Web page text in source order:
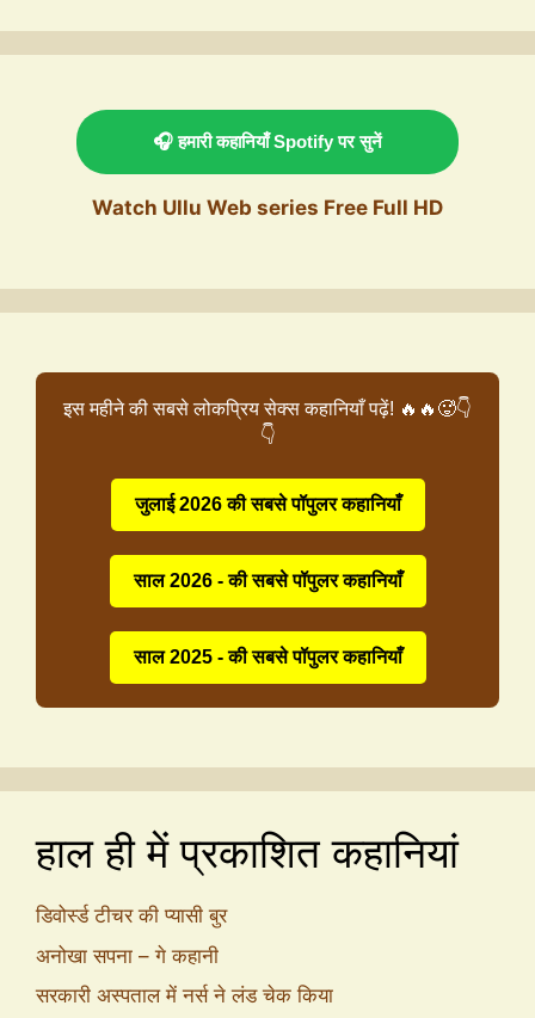
🎧 हमारी कहानियाँ Spotify पर सुनें
Watch Ullu Web series Free Full HD
इस महीने की सबसे लोकप्रिय सेक्स कहानियाँ पढ़ें! 🔥🔥🥵👇
👇
जुलाई 2026 की सबसे पॉपुलर कहानियाँ
साल 2026 - की सबसे पॉपुलर कहानियाँ
साल 2025 - की सबसे पॉपुलर कहानियाँ
हाल ही में प्रकाशित कहानियां
डिवोर्स्ड टीचर की प्यासी बुर
अनोखा सपना – गे कहानी
सरकारी अस्पताल में नर्स ने लंड चेक किया